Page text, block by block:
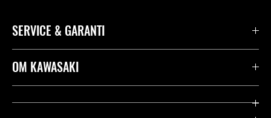
SERVICE & GARANTI
Kontakta oss
OM KAWASAKI
Företag